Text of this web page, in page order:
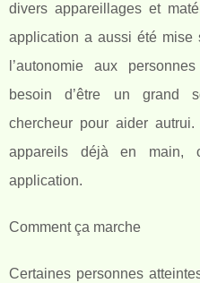
divers appareillages et
application a aussi été
l’autonomie aux
besoin d’être un grand
chercheur pour aider
appareils déjà en main,
application.
Comment ça marche
Certaines personnes